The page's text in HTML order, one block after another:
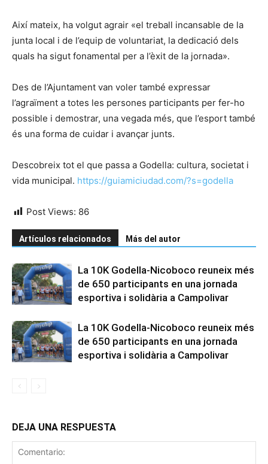
Així mateix, ha volgut agrair «el treball incansable de la
junta local i de l’equip de voluntariat, la dedicació dels
quals ha sigut fonamental per a l’èxit de la jornada».
Des de l’Ajuntament van voler també expressar
l’agraïment a totes les persones participants per fer-ho
possible i demostrar, una vegada més, que l’esport també
és una forma de cuidar i avançar junts.
Descobreix tot el que passa a Godella: cultura, societat i
vida municipal. https://guiamiciudad.com/?s=godella
Post Views: 86
Artículos relacionados Más del autor
La 10K Godella-Nicoboco reuneix més
de 650 participants en una jornada
esportiva i solidària a Campolivar
La 10K Godella-Nicoboco reuneix més
de 650 participants en una jornada
esportiva i solidària a Campolivar
DEJA UNA RESPUESTA